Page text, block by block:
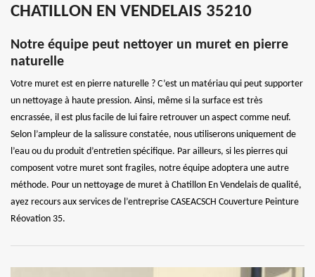
CHATILLON EN VENDELAIS 35210
Notre équipe peut nettoyer un muret en pierre
naturelle
Votre muret est en pierre naturelle ? C’est un matériau qui peut supporter
un nettoyage à haute pression. Ainsi, même si la surface est très
encrassée, il est plus facile de lui faire retrouver un aspect comme neuf.
Selon l’ampleur de la salissure constatée, nous utiliserons uniquement de
l’eau ou du produit d’entretien spécifique. Par ailleurs, si les pierres qui
composent votre muret sont fragiles, notre équipe adoptera une autre
méthode. Pour un nettoyage de muret à Chatillon En Vendelais de qualité,
ayez recours aux services de l’entreprise CASEACSCH Couverture Peinture
Réovation 35.